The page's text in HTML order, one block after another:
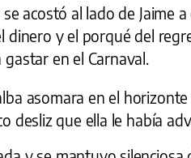
acostó al lado de Jaime
dinero y el porqué del
en el Carnaval.
asomara en el
desliz que ella le había